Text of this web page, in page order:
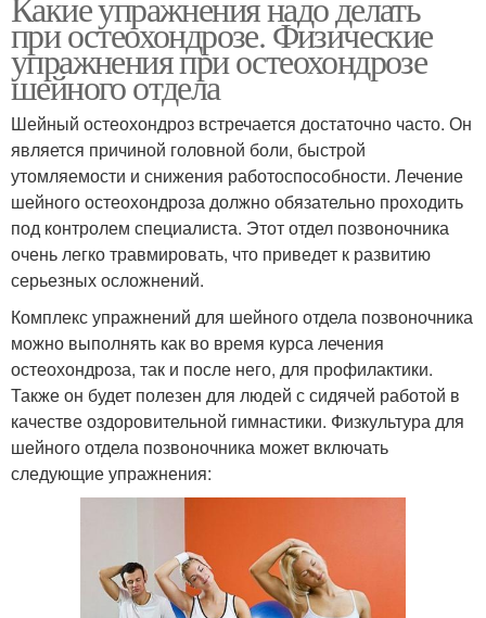
при остеохондрозе. Физические
упражнения при остеохондрозе
шейного отдела
Шейный остеохондроз встречается достаточно часто. Он
является причиной головной боли, быстрой
утомляемости и снижения работоспособности. Лечение
шейного остеохондроза должно обязательно проходить
под контролем специалиста. Этот отдел позвоночника
очень легко травмировать, что приведет к развитию
серьезных осложнений.
Комплекс упражнений для шейного отдела позвоночника
можно выполнять как во время курса лечения
остеохондроза, так и после него, для профилактики.
Также он будет полезен для людей с сидячей работой в
качестве оздоровительной гимнастики. Физкультура для
шейного отдела позвоночника может включать
следующие упражнения: